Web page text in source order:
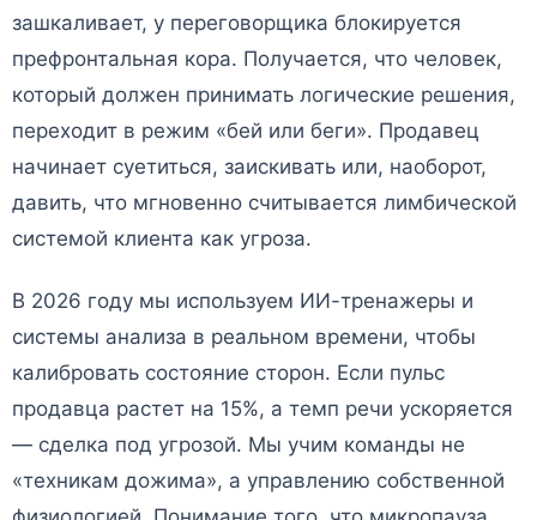
зашкаливает, у переговорщика блокируется
префронтальная кора. Получается, что человек,
который должен принимать логические решения,
переходит в режим «бей или беги». Продавец
начинает суетиться, заискивать или, наоборот,
давить, что мгновенно считывается лимбической
системой клиента как угроза.
В 2026 году мы используем ИИ-тренажеры и
системы анализа в реальном времени, чтобы
калибровать состояние сторон. Если пульс
продавца растет на 15%, а темп речи ускоряется
— сделка под угрозой. Мы учим команды не
«техникам дожима», а управлению собственной